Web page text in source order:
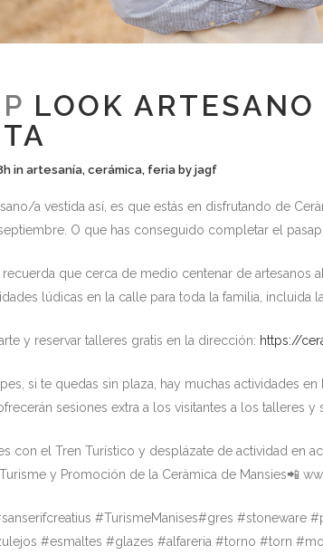
LOOK
in artesanía, cerámica, feria by jagf
a vestida así, es que estás en disfrutando de
O que has conseguido completar el
recuerda que cerca de medio centenar de artesanos
lúdicas en la calle para toda la familia, incluida
y reservar talleres gratis en la dirección: https://
si te quedas sin plaza, hay muchas actividades
sesiones extra a los visitantes a los talleres y
con el Tren Turístico y desplázate de actividad en
y Promoción de la Ceràmica de Mansies📲
#TurismeManises#gres #stoneware
#esmaltes #glazes #alfareria #torno #torn